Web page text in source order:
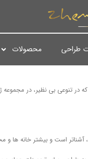
طراحی محصولات
در تنوعی بی نظیر، در
آشناتر است و بیشتر خانه ها